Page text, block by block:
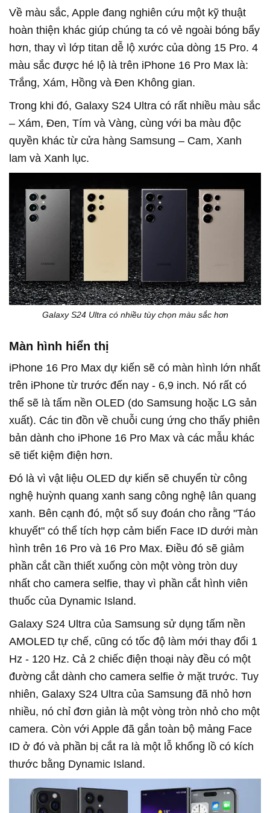
Về màu sắc, Apple đang nghiên cứu một kỹ thuật
hoàn thiện khác giúp chúng ta có vẻ ngoài bóng bẩy
hơn, thay vì lớp titan dễ lộ xước của dòng 15 Pro. 4
màu sắc được hé lộ là trên iPhone 16 Pro Max là:
Trắng, Xám, Hồng và Đen Không gian.
Trong khi đó, Galaxy S24 Ultra có rất nhiều màu sắc
– Xám, Đen, Tím và Vàng, cùng với ba màu độc
quyền khác từ cửa hàng Samsung – Cam, Xanh
lam và Xanh lục.
Galaxy S24 Ultra có nhiều tùy chọn màu sắc hơn
Màn hình hiển thị
iPhone 16 Pro Max dự kiến sẽ có màn hình lớn nhất
trên iPhone từ trước đến nay - 6,9 inch. Nó rất có
thể sẽ là tấm nền OLED (do Samsung hoặc LG sản
xuất). Các tin đồn về chuỗi cung ứng cho thấy phiên
bản dành cho iPhone 16 Pro Max và các mẫu khác
sẽ tiết kiệm điện hơn.
Đó là vì vật liệu OLED dự kiến sẽ chuyển từ công
nghệ huỳnh quang xanh sang công nghệ lân quang
xanh. Bên cạnh đó, một số suy đoán cho rằng "Táo
khuyết" có thể tích hợp cảm biến Face ID dưới màn
hình trên 16 Pro và 16 Pro Max. Điều đó sẽ giảm
phần cắt cần thiết xuống còn một vòng tròn duy
nhất cho camera selfie, thay vì phần cắt hình viên
thuốc của Dynamic Island.
Galaxy S24 Ultra của Samsung sử dụng tấm nền
AMOLED tự chế, cũng có tốc độ làm mới thay đổi 1
Hz - 120 Hz. Cả 2 chiếc điện thoại này đều có một
đường cắt dành cho camera selfie ở mặt trước. Tuy
nhiên, Galaxy S24 Ultra của Samsung đã nhỏ hơn
nhiều, nó chỉ đơn giản là một vòng tròn nhỏ cho một
camera. Còn với Apple đã gắn toàn bộ mảng Face
ID ở đó và phần bị cắt ra là một lỗ khổng lồ có kích
thước bằng Dynamic Island.